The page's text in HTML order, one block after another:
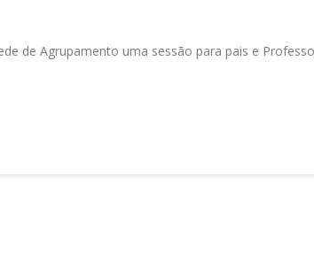
de Agrupamento uma sessão para pais e